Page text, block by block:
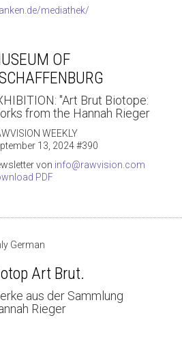
mediathek/
OF
"Art Brut Biotope:
from the Hannah Rieger
WEEKLY
13, 2024 #390
von info@rawvision.com
PDF
German
Art Brut.
aus der Sammlung
Rieger